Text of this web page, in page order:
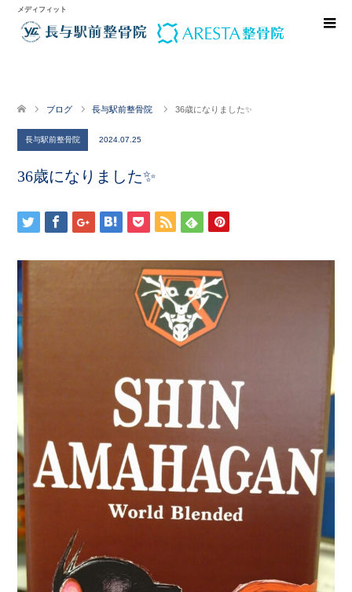
メディフィット
ブログ 長与駅前整骨院 36歳になりました✨
長与駅前整骨院 2024.07.25
36歳になりました✨